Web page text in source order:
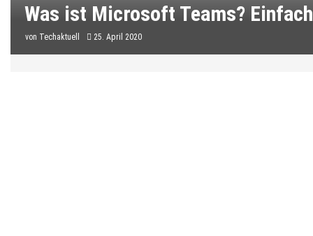
Was ist Microsoft Teams?
von Techaktuell 25. April 2020